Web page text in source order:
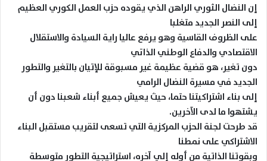
إن النضال الثوري الراهن الذي يقوده حزب العمل الكوري العظيم
إلى النصر الجديد متغلبا
على الظروف القاسية وهو يرفع عاليا راية السيادة والاستقلال
الاقتصادي والدفاع الوطني الذاتي
دون تغير، هو قضية عظيمة غير مسبوقة للإتيان بالتغير والتطور
الجديد في مسيرة النضال الرامي
إلى بناء اشتراكيتنا حتما، حيث يعيش جميع أبناء شعبنا دون أن
يشتهوا ما لدى الآخرين.
قد طرحت لجنة الحزب المركزية التي تسعى لتقريب مستقبل البناء
الاشتراكي على نمطنا
وبقوتنا الذاتية من أوله إلي آخره، استراتيجية التطور متوسطة